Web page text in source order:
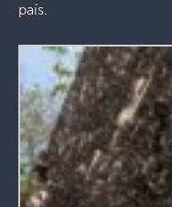
país.